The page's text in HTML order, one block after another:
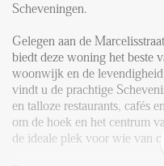
Scheveningen.
Gelegen aan de
biedt deze woning het beste
woonwijk en de
vindt u de prachtige
en talloze restaurants, cafés
om de hoek en het centrum
de ideale plek voor wie van
Werken bij
Den Haag
Hillegersberg
Rotterdam